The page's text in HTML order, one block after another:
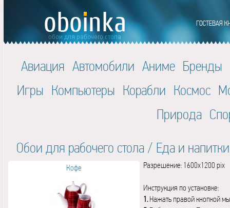
Авиация Автомобили Аниме Бренды
Игры Компьютеры Корабли Космос
Природа
Обои для рабочего стола / Еда и напитки
Кофе Разрешение: 1600x1200 pix
Инструкция по установке:
1.Нажать правой кнопкой